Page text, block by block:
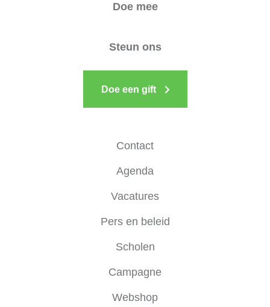
Doe mee
Steun ons
Doe een gift
Contact
Agenda
Vacatures
Pers en beleid
Scholen
Campagne
Webshop